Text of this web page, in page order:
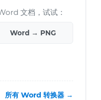
文档，试试：
Word → PNG
所有 Word 转换器 →